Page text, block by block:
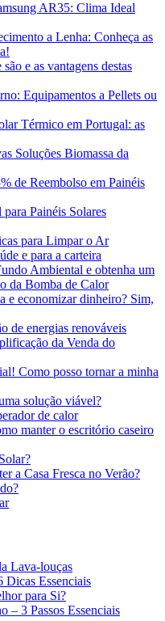
AR35: Clima Ideal
a Lenha: Conheça as
e as vantagens destas
Equipamentos a Pellets ou
Térmico em Portugal: as
Soluções Biomassa da
de Reembolso em Painéis
Painéis Solares
para Limpar o Ar
e para a carteira
Ambiental e obtenha um
da Bomba de Calor
e economizar dinheiro? Sim,
de energias renováveis
da Venda do
Como posso tornar a minha
solução viável?
de calor
manter o escritório caseiro
a Casa Fresca no Verão?
Lava-louças
Dicas Essenciais
para Si?
– 3 Passos Essenciais